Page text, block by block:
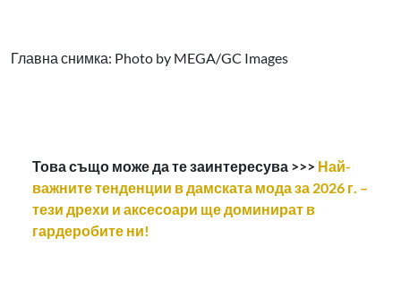
Главна снимка: Photo by MEGA/GC Images
Това също може да те заинтересува >>> Най-
важните тенденции в дамската мода за 2026 г. –
тези дрехи и аксесоари ще доминират в
гардеробите ни!